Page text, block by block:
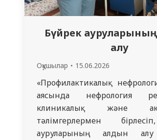
Бүйрек
алу
Оқушылар 15.06.2026
«Профилактикалық
аясында нефрология
клиникалық және
тәлімгерлермен
ауруларының алдын